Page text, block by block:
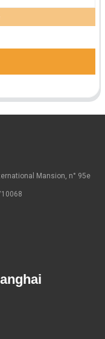
Mansion, n° 95e